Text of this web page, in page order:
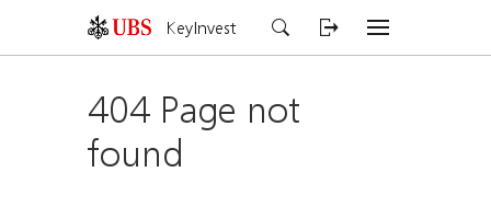
KeyInvest
404 Page not
found